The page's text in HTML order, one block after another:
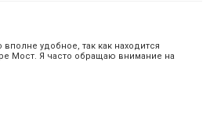
удобное, так как находится
Мост. Я часто обращаю внимание на